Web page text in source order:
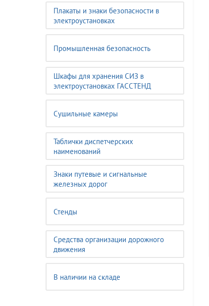
Плакаты и знаки безопасности в
электроустановках
Промышленная безопасность
Шкафы для хранения СИЗ в
электроустановках ГАССТЕНД
Сушильные камеры
Таблички диспетчерских
наименований
Знаки путевые и сигнальные
железных дорог
Стенды
Средства организации дорожного
движения
В наличии на складе